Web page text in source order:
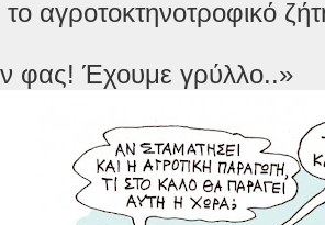
αγροτοκτηνοτροφικό
φας! Έχουμε γρύλλο..»